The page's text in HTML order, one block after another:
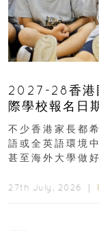
2027-28香港
際學校報名日
不少香港家長都
語或全英語環境
甚至海外大學做
27th July, 2026 ｜